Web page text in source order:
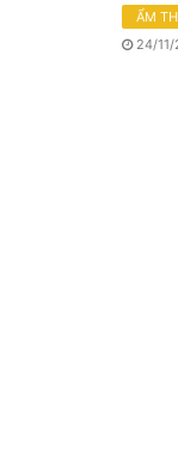
ẨM
24/11/